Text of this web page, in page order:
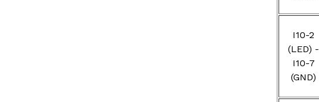
I10-2
(LED) -
I10-7
(GND)